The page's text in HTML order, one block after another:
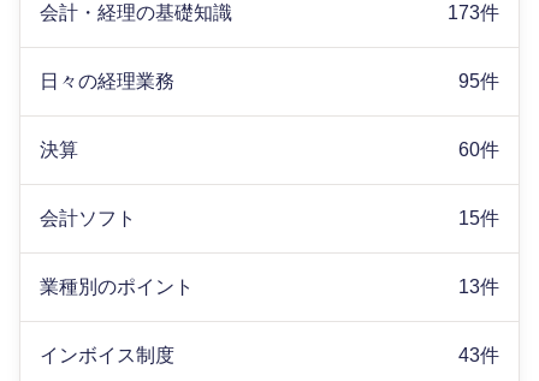
会計・経理の基礎知識 173件
日々の経理業務 95件
決算 60件
会計ソフト 15件
業種別のポイント 13件
インボイス制度 43件